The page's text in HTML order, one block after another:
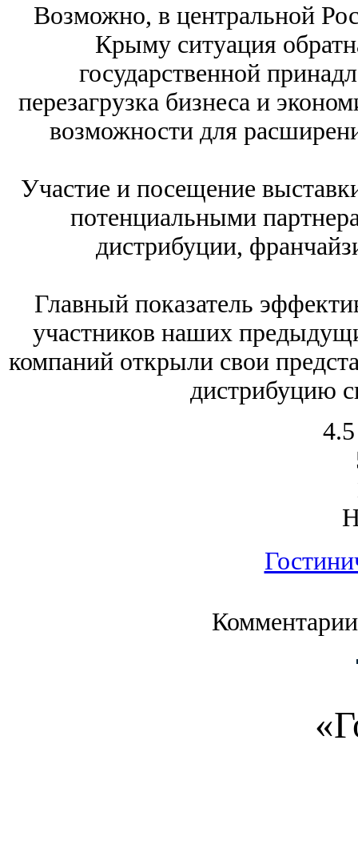
Возможно, в центральной
Крыму ситуация
государственной
перезагрузка бизнеса и
возможности для
Участие и посещение
потенциальными
дистрибуции,
Главный показатель
участников наших
компаний открыли свои
дистрибуцию